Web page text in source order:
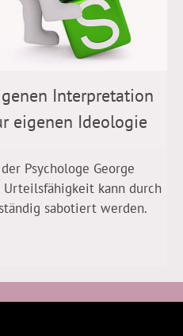
Interpretation
eigenen Ideologie
Psychologe George
Urteilsfähigkeit kann durch
sabotiert werden.